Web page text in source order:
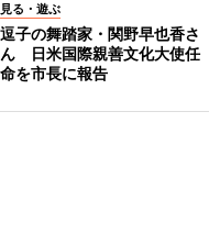
見る・遊ぶ
逗子の舞踏家・関野早也香さ
ん 日米国際親善文化大使任
命を市長に報告